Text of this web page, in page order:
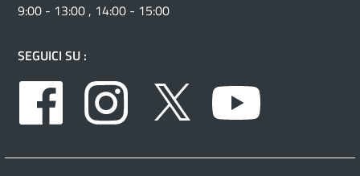
9:00 - 13:00 , 14:00 - 15:00
SEGUICI SU :
Facebook
Instagram Twitter